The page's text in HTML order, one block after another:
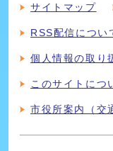
サイトマップ
RSS配信につい
個人情報の取り
このサイトにつ
市役所案内（交